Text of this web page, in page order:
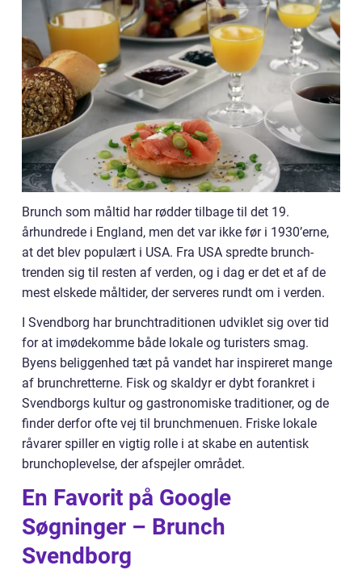
Brunch som måltid har rødder tilbage til det 19.
århundrede i England, men det var ikke før i 1930’erne,
at det blev populært i USA. Fra USA spredte brunch-
trenden sig til resten af verden, og i dag er det et af de
mest elskede måltider, der serveres rundt om i verden.
I Svendborg har brunchtraditionen udviklet sig over tid
for at imødekomme både lokale og turisters smag.
Byens beliggenhed tæt på vandet har inspireret mange
af brunchretterne. Fisk og skaldyr er dybt forankret i
Svendborgs kultur og gastronomiske traditioner, og de
finder derfor ofte vej til brunchmenuen. Friske lokale
råvarer spiller en vigtig rolle i at skabe en autentisk
brunchoplevelse, der afspejler området.
En Favorit på Google
Søgninger – Brunch
Svendborg